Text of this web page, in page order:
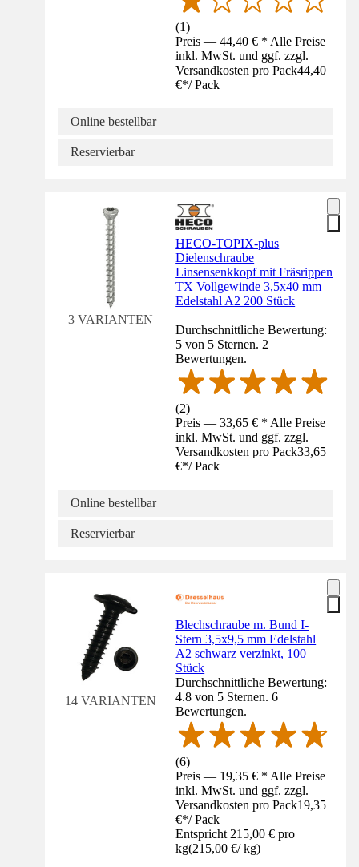
(1)
Preis — 44,40 € * Alle Preise
inkl. MwSt. und ggf. zzgl.
Versandkosten pro Pack44,40
€*/ Pack
Online bestellbar
Reservierbar
3 VARIANTEN
HECO-TOPIX-plus
Dielenschraube
Linsensenkkopf mit Fräsrippen
TX Vollgewinde 3,5x40 mm
Edelstahl A2 200 Stück
Durchschnittliche Bewertung:
5 von 5 Sternen. 2
Bewertungen.
(2)
Preis — 33,65 € * Alle Preise
inkl. MwSt. und ggf. zzgl.
Versandkosten pro Pack33,65
€*/ Pack
Online bestellbar
Reservierbar
14 VARIANTEN
Blechschraube m. Bund I-
Stern 3,5x9,5 mm Edelstahl
A2 schwarz verzinkt, 100
Stück
Durchschnittliche Bewertung:
4.8 von 5 Sternen. 6
Bewertungen.
(6)
Preis — 19,35 € * Alle Preise
inkl. MwSt. und ggf. zzgl.
Versandkosten pro Pack19,35
€*/ Pack
Entspricht 215,00 € pro
kg(215,00 €/ kg)